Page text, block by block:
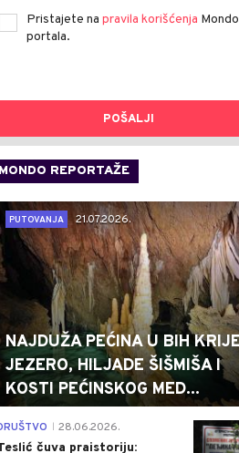
Pristajete na pravila korišćenja Mondo
portala.
POŠALJI
MONDO REPORTAŽE
PUTOVANJA
21.07.2026.
NAJDUŽA PEĆINA U BIH
JEZERO, HILJADE ŠIŠMIŠA I
KOSTI PEĆINSKOG MED...
28.06.2026.
čuva praistoriju: